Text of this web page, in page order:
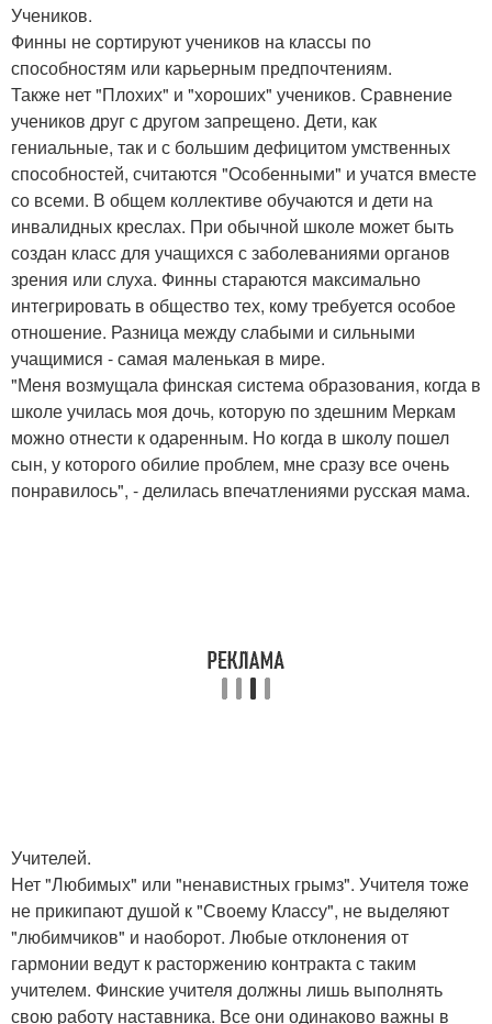
Учеников.
Финны не сортируют учеников на классы по
способностям или карьерным предпочтениям.
Также нет "Плохих" и "хороших" учеников. Сравнение
учеников друг с другом запрещено. Дети, как
гениальные, так и с большим дефицитом умственных
способностей, считаются "Особенными" и учатся вместе
со всеми. В общем коллективе обучаются и дети на
инвалидных креслах. При обычной школе может быть
создан класс для учащихся с заболеваниями органов
зрения или слуха. Финны стараются максимально
интегрировать в общество тех, кому требуется особое
отношение. Разница между слабыми и сильными
учащимися - самая маленькая в мире.
"Меня возмущала финская система образования, когда в
школе училась моя дочь, которую по здешним Меркам
можно отнести к одаренным. Но когда в школу пошел
сын, у которого обилие проблем, мне сразу все очень
понравилось", - делилась впечатлениями русская мама.
Учителей.
Нет "Любимых" или "ненавистных грымз". Учителя тоже
не прикипают душой к "Своему Классу", не выделяют
"любимчиков" и наоборот. Любые отклонения от
гармонии ведут к расторжению контракта с таким
учителем. Финские учителя должны лишь выполнять
свою работу наставника. Все они одинаково важны в